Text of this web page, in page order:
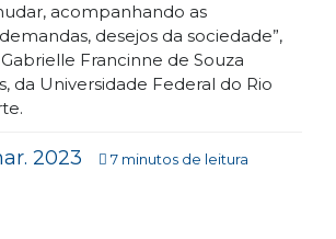
acompanhando as
desejos da sociedade”,
Francinne de Souza
da Universidade Federal do Rio
2023 7 minutos de leitura